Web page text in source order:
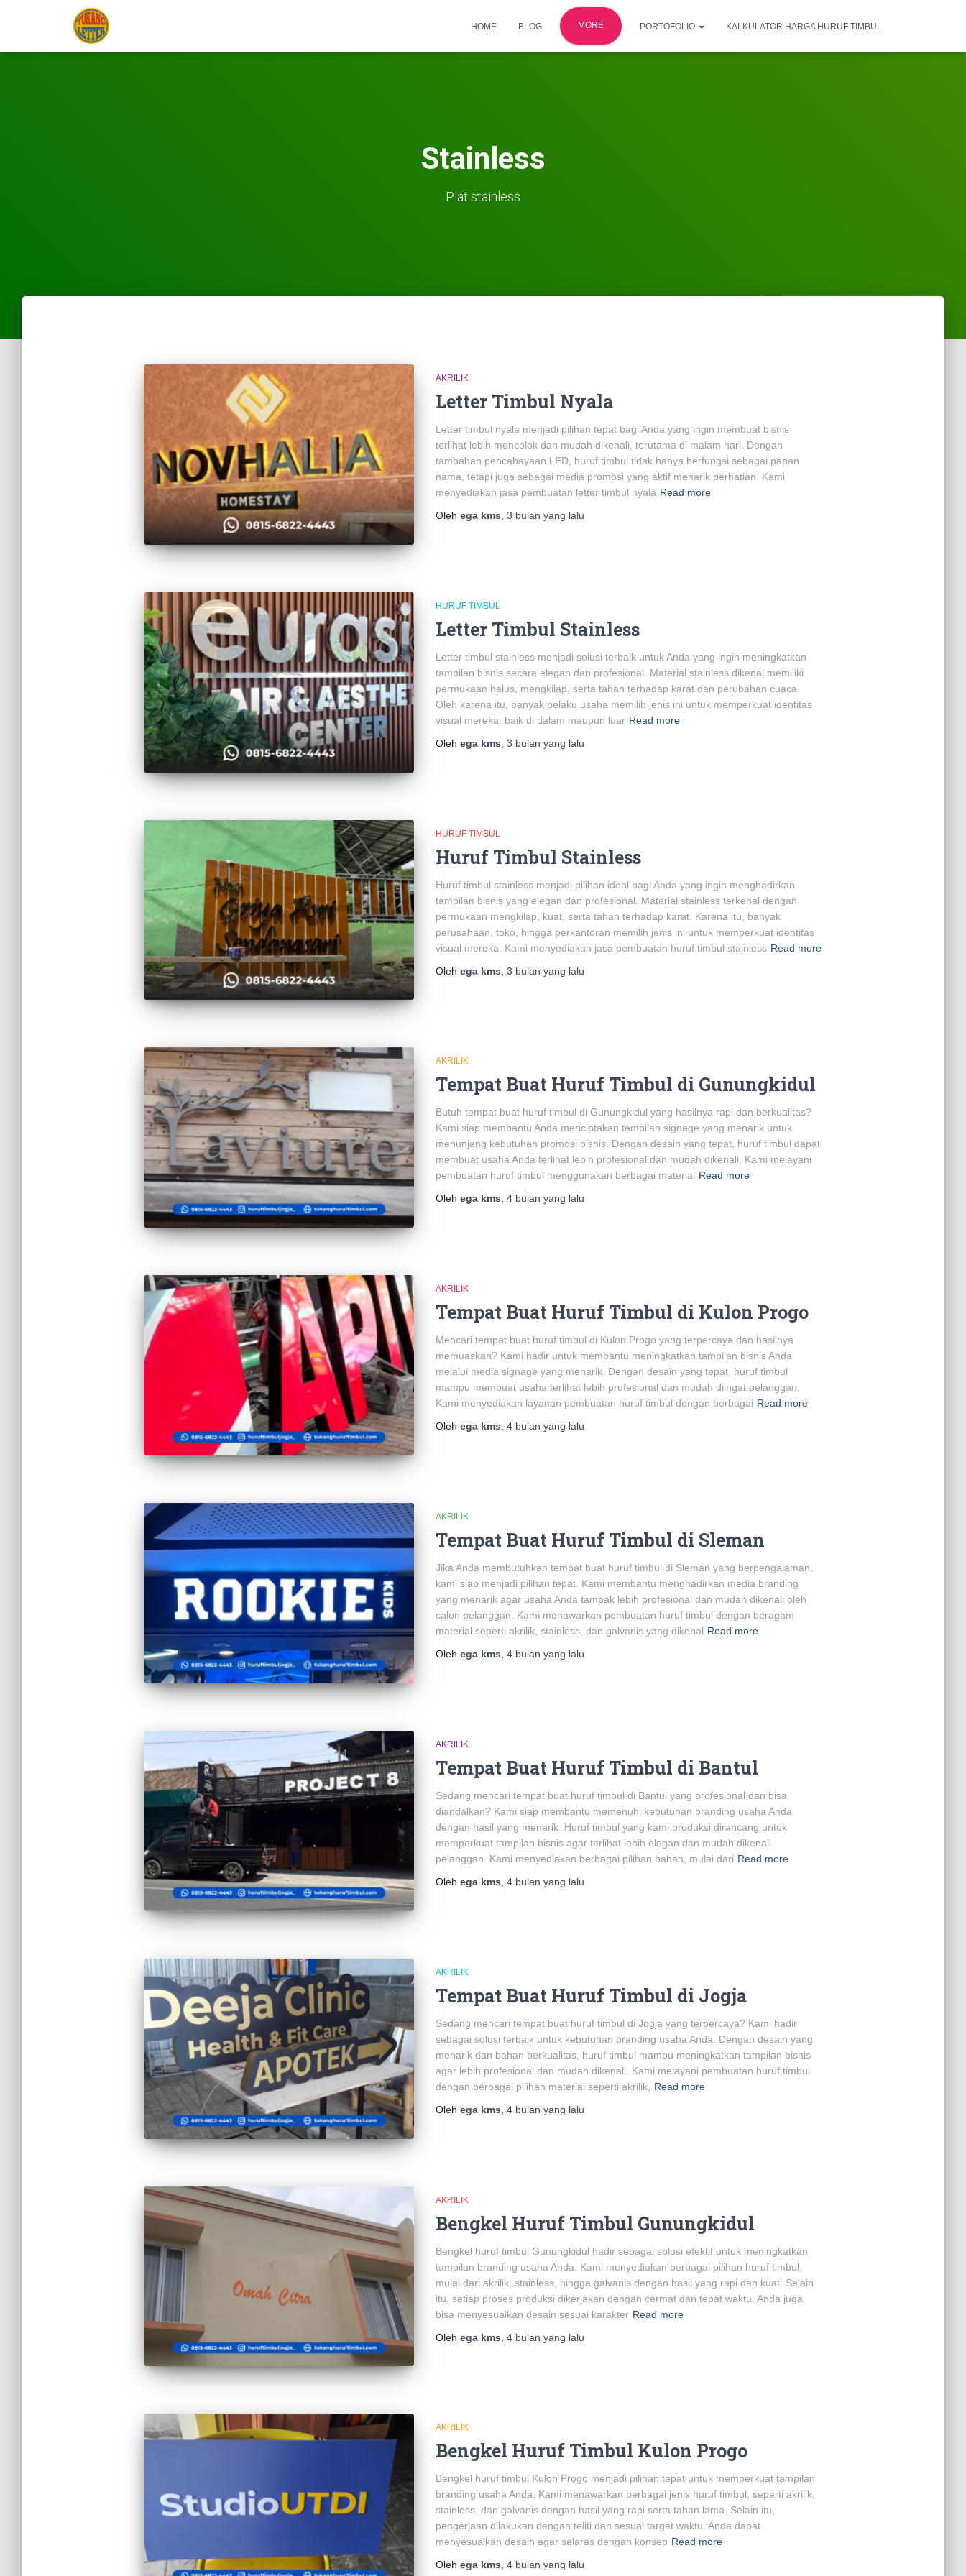
HOME BLOG MORE PORTOFOLIO KALKULATOR HARGA HURUF TIMBUL
Stainless
Plat stainless
AKRILIK
Letter Timbul Nyala
Letter timbul nyala menjadi pilihan tepat bagi Anda yang ingin membuat bisnis
terlihat lebih mencolok dan mudah dikenali, terutama di malam hari. Dengan
tambahan pencahayaan LED, huruf timbul tidak hanya berfungsi sebagai papan
nama, tetapi juga sebagai media promosi yang aktif menarik perhatian. Kami
menyediakan jasa pembuatan letter timbul nyala Read more
Oleh ega kms 3 bulan yang lalu
HURUF TIMBUL
Letter Timbul Stainless
Letter timbul stainless menjadi solusi terbaik untuk Anda yang ingin meningkatkan
tampilan bisnis secara elegan dan profesional. Material stainless dikenal memiliki
permukaan halus, mengkilap, serta tahan terhadap karat dan perubahan cuaca.
Oleh karena itu, banyak pelaku usaha memilih jenis ini untuk memperkuat identitas
visual mereka, baik di dalam maupun luar Read more
Oleh ega kms 3 bulan yang lalu
HURUF TIMBUL
Huruf Timbul Stainless
Huruf timbul stainless menjadi pilihan ideal bagi Anda yang ingin menghadirkan
tampilan bisnis yang elegan dan profesional. Material stainless terkenal dengan
permukaan mengkilap, kuat, serta tahan terhadap karat. Karena itu, banyak
perusahaan, toko, hingga perkantoran memilih jenis ini untuk memperkuat identitas
visual mereka. Kami menyediakan jasa pembuatan huruf timbul stainless Read more
Oleh ega kms 3 bulan yang lalu
AKRILIK
Tempat Buat Huruf Timbul di Gunungkidul
Butuh tempat buat huruf timbul di Gunungkidul yang hasilnya rapi dan berkualitas?
Kami siap membantu Anda menciptakan tampilan signage yang menarik untuk
menunjang kebutuhan promosi bisnis. Dengan desain yang tepat, huruf timbul dapat
membuat usaha Anda terlihat lebih profesional dan mudah dikenali. Kami melayani
pembuatan huruf timbul menggunakan berbagai material Read more
Oleh ega kms, 4 bulan yang lalu
AKRILIK
Tempat Buat Huruf Timbul di Kulon Progo
Mencari tempat buat huruf timbul di Kulon Progo yang terpercaya dan hasilnya
memuaskan? Kami hadir untuk membantu meningkatkan tampilan bisnis Anda
melalui media signage yang menarik. Dengan desain yang tepat, huruf timbul
mampu membuat usaha terlihat lebih profesional dan mudah diingat pelanggan.
Kami menyediakan layanan pembuatan huruf timbul dengan berbagai Read more
Oleh ega kms, 4 bulan yang lalu
AKRILIK
Tempat Buat Huruf Timbul di Sleman
Jika Anda membutuhkan tempat buat huruf timbul di Sleman yang berpengalaman,
kami siap menjadi pilihan tepat. Kami membantu menghadirkan media branding
yang menarik agar usaha Anda tampak lebih profesional dan mudah dikenali oleh
calon pelanggan. Kami menawarkan pembuatan huruf timbul dengan beragam
material seperti akrilik, stainless, dan galvanis yang dikenal Read more
Oleh ega kms 4 bulan yang lalu
AKRILIK
Tempat Buat Huruf Timbul di Bantul
Sedang mencari tempat buat huruf timbul di Bantul yang profesional dan bisa
diandalkan? Kami siap membantu memenuhi kebutuhan branding usaha Anda
dengan hasil yang menarik. Huruf timbul yang kami produksi dirancang untuk
memperkuat tampilan bisnis agar terlihat lebih elegan dan mudah dikenali
pelanggan. Kami menyediakan berbagai pilihan bahan, mulai dari Read more
Oleh ega kms 4 bulan yang lalu
AKRILIK
Tempat Buat Huruf Timbul di Jogja
Sedang mencari tempat buat huruf timbul di Jogja yang terpercaya? Kami hadir
sebagai solusi terbaik untuk kebutuhan branding usaha Anda. Dengan desain yang
menarik dan bahan berkualitas, huruf timbul mampu meningkatkan tampilan bisnis
agar lebih profesional dan mudah dikenali. Kami melayani pembuatan huruf timbul
dengan berbagai pilihan material seperti akrilik,
Read more
Oleh ega kms 4 bulan yang lalu
AKRILIK
Bengkel Huruf Timbul Gunungkidul
Bengkel huruf timbul Gunungkidul hadir sebagai solusi efektif untuk meningkatkan
tampilan branding usaha Anda. Kami menyediakan berbagai pilihan huruf timbul,
mulai dari akrilik, stainless, hingga galvanis dengan hasil yang rapi dan kuat. Selain
itu, setiap proses produksi dikerjakan dengan cermat dan tepat waktu. Anda juga
bisa menyesuaikan desain sesuai karakter Read more
Oleh ega kms 4 bulan yang lalu
AKRILIK
Bengkel Huruf Timbul Kulon Progo
Bengkel huruf timbul Kulon Progo menjadi pilihan tepat untuk memperkuat tampilan
branding usaha Anda. Kami menawarkan berbagai jenis huruf timbul, seperti akrilik,
stainless, dan galvanis dengan hasil yang rapi serta tahan lama. Selain itu,
pengerjaan dilakukan dengan teliti dan sesuai target waktu. Anda dapat
menyesuaikan desain agar selaras dengan konsep Read more
Oleh ega kms, 4 bulan yang lalu